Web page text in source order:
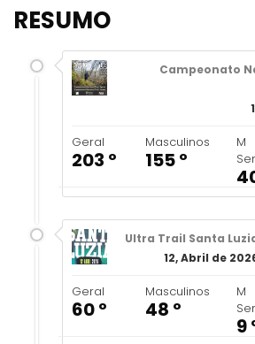
RESUMO
Campeonato
Geral
203 º
Masculinos
155 º
M
Ultra Trail Santa
12, Abril de
Geral
60 º
Masculinos
48 º
M
9